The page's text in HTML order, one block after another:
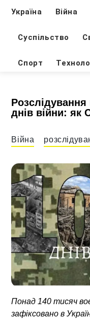
Україна Війна
Суспільство
Спорт
днів війни: як
Війна
Понад 140 тисяч
зафіксовано в